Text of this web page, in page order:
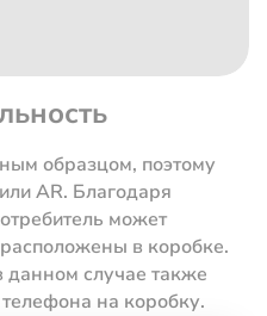
образцом, поэтому
AR. Благодаря
может
в коробке.
случае также
на коробку.